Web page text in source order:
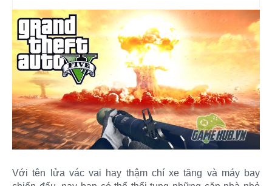
Với tên lửa vác vai hay thậm chí xe tăng và máy bay